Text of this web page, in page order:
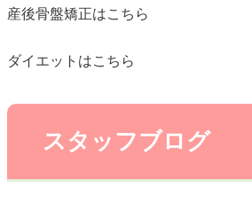
産後骨盤矯正はこちら
ダイエットはこちら
スタッフブログ